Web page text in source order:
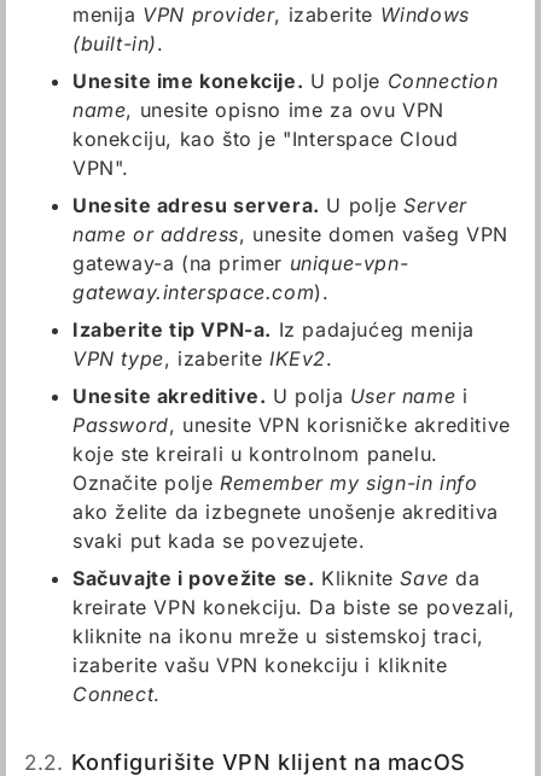
menija VPN provider, izaberite Windows
(built-in).
Unesite ime konekcije. U polje Connection
name, unesite opisno ime za ovu VPN
konekciju, kao što je "Interspace Cloud
VPN".
Unesite adresu servera. U poljeServer
name or address, unesite domen vašeg VPN
gateway-a (na primer unique-vpn-
gateway.interspace.com).
Izaberite tip VPN-a. Iz padajućeg menija
VPN type, izaberite IKEv2.
Unesite akreditive. U polja User name i
Password, unesite VPN korisničke akreditive
koje ste kreirali u kontrolnom panelu.
Označite polje Remember my sign-in info
ako želite da izbegnete unošenje akreditiva
svaki put kada se povezujete.
Sačuvajte i povežite se. KlikniteSave da
kreirate VPN konekciju. Da biste se povezali,
kliknite na ikonu mreže u sistemskoj traci,
izaberite vašu VPN konekciju i kliknite
Connect.
2.2. Konfigurišite VPN klijent na macOS